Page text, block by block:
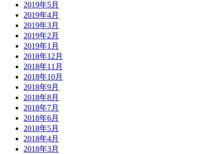
2019年5月
2019年4月
2019年3月
2019年2月
2019年1月
2018年12月
2018年11月
2018年10月
2018年9月
2018年8月
2018年7月
2018年6月
2018年5月
2018年4月
2018年3月